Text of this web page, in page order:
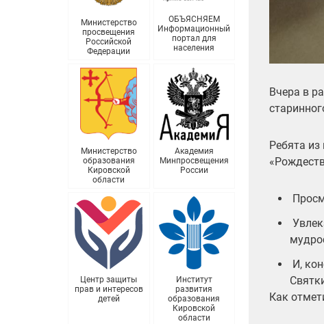
Министерство
просвещения
Российской
Федерации
ОБЪЯСНЯЕМ
Информационный
портал для
населения
Министерство
образования
Кировской
области
Академия
Минпросвещения
России
Центр защиты
прав и интересов
детей
Институт
развития
образования
Кировской
области
Вчера в
Ребята
И,
Как